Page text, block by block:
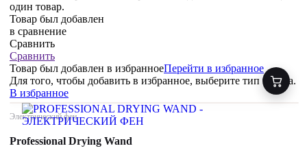
один товар.
Товар был добавлен
в сравнение
Сравнить
Сравнить
Товар был добавлен в избранноеПерейти в избранное
Для того, чтобы добавить в избранное, выберите тип товара.
В избранное
Электрический фен
Professional Drying Wand